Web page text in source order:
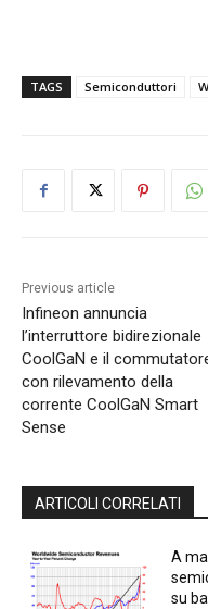
TAGS Semiconduttori
Previous article
Infineon annuncia
l’interruttore bidirezionale
CoolGaN e il
con rilevamento della
corrente CoolGaN Smart
Sense
ARTICOLI CORRELATI
A
su